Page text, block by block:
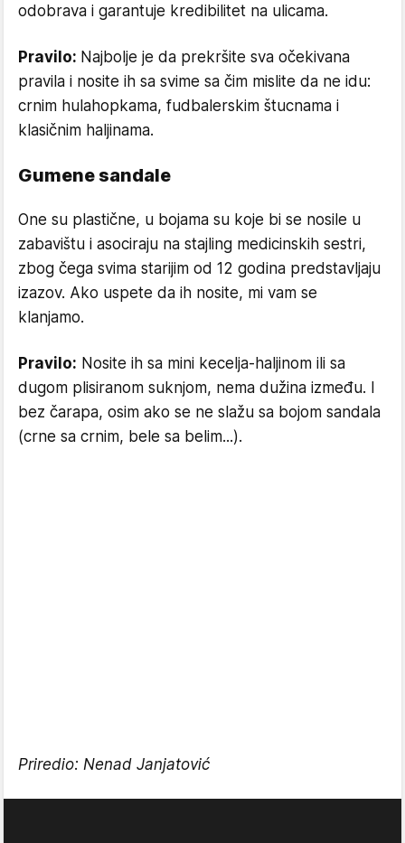
odobrava i garantuje kredibilitet na ulicama.
Pravilo: Najbolje je da prekršite sva očekivana
pravila i nosite ih sa svime sa čim mislite da ne idu:
crnim hulahopkama, fudbalerskim štucnama i
klasičnim haljinama.
Gumene sandale
One su plastične, u bojama su koje bi se nosile u
zabavištu i asociraju na stajling medicinskih sestri,
zbog čega svima starijim od 12 godina predstavljaju
izazov. Ako uspete da ih nosite, mi vam se
klanjamo.
Pravilo: Nosite ih sa mini kecelja-haljinom ili sa
dugom plisiranom suknjom, nema dužina između. I
bez čarapa, osim ako se ne slažu sa bojom sandala
(crne sa crnim, bele sa belim...).
Priredio: Nenad Janjatović